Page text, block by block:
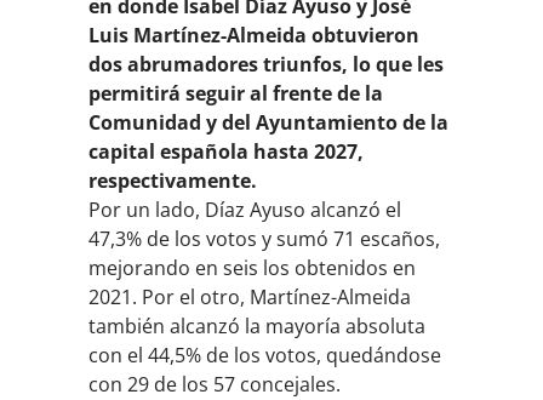
en donde Isabel Díaz Ayuso y José
Luis Martínez-Almeida obtuvieron
dos abrumadores triunfos, lo que les
permitirá seguir al frente de la
Comunidad y del Ayuntamiento de la
capital española hasta 2027,
respectivamente.
Por un lado, Díaz Ayuso alcanzó el
47,3% de los votos y sumó 71 escaños,
mejorando en seis los obtenidos en
2021. Por el otro, Martínez-Almeida
también alcanzó la mayoría absoluta
con el 44,5% de los votos, quedándose
con 29 de los 57 concejales.